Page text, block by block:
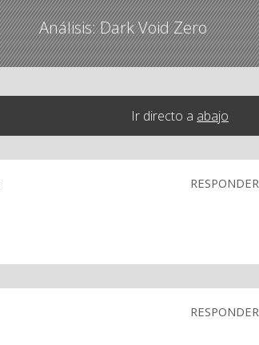
Análisis: Dark Void Zero
Ir directo a abajo
RESPONDER
RESPONDER